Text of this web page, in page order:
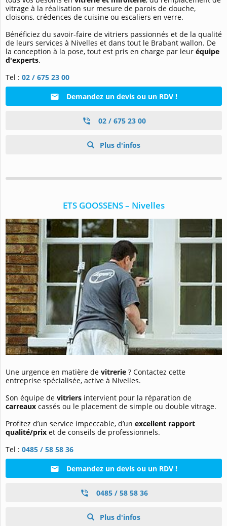
vitrage à la réalisation sur mesure de parois de douche,
cloisons, crédences de cuisine ou escaliers en verre.
Bénéficiez du savoir-faire de vitriers passionnés et de la qualité
de leurs services à Nivelles et dans tout le Brabant wallon. De
la conception à la pose, tout est pris en charge par leur équipe
d'experts.
Tel : 02 / 675 23 00
Demandez un devis ou un RDV !
02 / 675 23 00
Plus d'infos
ETS GOOSSENS – Nivelles
Une urgence en matière de vitrerie ? Contactez cette
entreprise spécialisée, active à Nivelles.
Son équipe de vitriers intervient pour la réparation de
carreaux cassés ou le placement de simple ou double vitrage.
Profitez d’un service impeccable, d’un excellent rapport
qualité/prix et de conseils de professionnels.
Tel : 0485 / 58 58 36
Demandez un devis ou un RDV !
0485 / 58 58 36
Plus d'infos